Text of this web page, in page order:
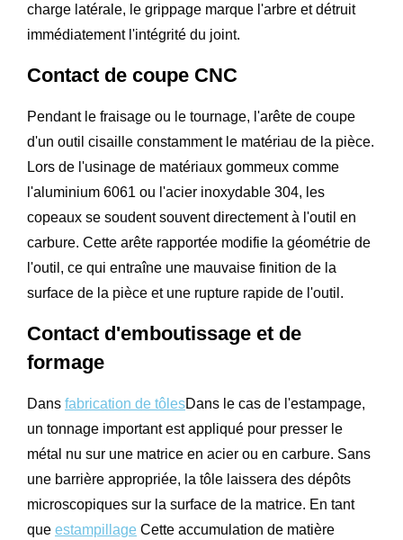
charge latérale, le grippage marque l'arbre et détruit
immédiatement l'intégrité du joint.
Contact de coupe CNC
Pendant le fraisage ou le tournage, l'arête de coupe
d'un outil cisaille constamment le matériau de la pièce.
Lors de l'usinage de matériaux gommeux comme
l'aluminium 6061 ou l'acier inoxydable 304, les
copeaux se soudent souvent directement à l'outil en
carbure. Cette arête rapportée modifie la géométrie de
l'outil, ce qui entraîne une mauvaise finition de la
surface de la pièce et une rupture rapide de l'outil.
Contact d'emboutissage et de
formage
Dans fabrication de tôlesDans le cas de l'estampage,
un tonnage important est appliqué pour presser le
métal nu sur une matrice en acier ou en carbure. Sans
une barrière appropriée, la tôle laissera des dépôts
microscopiques sur la surface de la matrice. En tant
que estampillage Cette accumulation de matière